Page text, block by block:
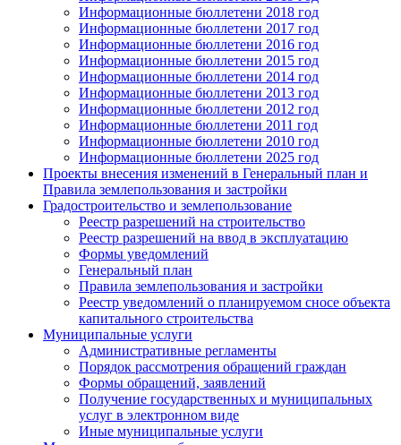
Информационные бюллетени 2018 год
Информационные бюллетени 2017 год
Информационные бюллетени 2016 год
Информационные бюллетени 2015 год
Информационные бюллетени 2014 год
Информационные бюллетени 2013 год
Информационные бюллетени 2012 год
Информационные бюллетени 2011 год
Информационные бюллетени 2010 год
Информационные бюллетени 2025 год
Проекты внесения изменений в Генеральный план и
Правила землепользования и застройки
Градостроительство и землепользование
Реестр разрешений на строительство
Реестр разрешений на ввод в эксплуатацию
Формы уведомлений
Генеральный план
Правила землепользования и застройки
Реестр уведомлений о планируемом сносе объекта
капитального строительства
Муниципальные услуги
Административные регламенты
Порядок рассмотрения обращений граждан
Формы обращений, заявлений
Получение государственных и муниципальных
услуг в электронном виде
Иные муниципальные услуги